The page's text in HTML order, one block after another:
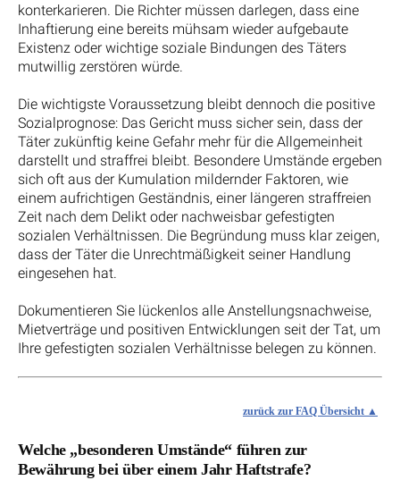
konterkarieren. Die Richter müssen darlegen, dass eine
Inhaftierung eine bereits mühsam wieder aufgebaute
Existenz oder wichtige soziale Bindungen des Täters
mutwillig zerstören würde.
Die wichtigste Voraussetzung bleibt dennoch die positive
Sozialprognose: Das Gericht muss sicher sein, dass der
Täter zukünftig keine Gefahr mehr für die Allgemeinheit
darstellt und straffrei bleibt. Besondere Umstände ergeben
sich oft aus der Kumulation mildernder Faktoren, wie
einem aufrichtigen Geständnis, einer längeren straffreien
Zeit nach dem Delikt oder nachweisbar gefestigten
sozialen Verhältnissen. Die Begründung muss klar zeigen,
dass der Täter die Unrechtmäßigkeit seiner Handlung
eingesehen hat.
Dokumentieren Sie lückenlos alle Anstellungsnachweise,
Mietverträge und positiven Entwicklungen seit der Tat, um
Ihre gefestigten sozialen Verhältnisse belegen zu können.
zurück zur FAQ Übersicht
Welche „besonderen Umstände“ führen zur
Bewährung bei über einem Jahr Haftstrafe?